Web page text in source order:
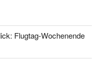
Flugtag-Wochenende